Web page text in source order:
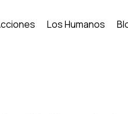
Los Humanos